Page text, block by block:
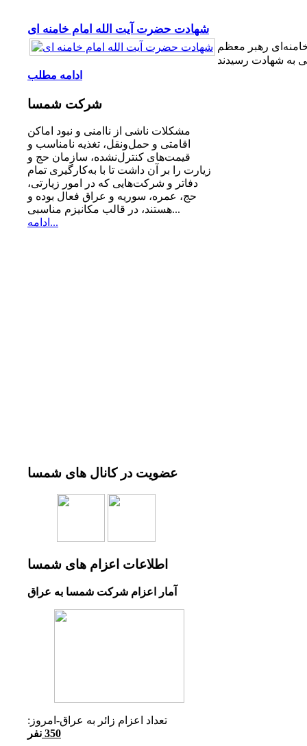
شهادت حضرت آیت الله امام خامنه ای
رهبر معظم
ادامه مطلب
شرکت شمسا
مشكلات ناشی از ناامنی و نبود اماكن
اقامتی و حمل‌ونقل، تغذیه‌ نامناسب و
قیمت‌های كنترل‌نشده، سازمان حج و
زیارت را بر آن داشت تا با به‌كارگیری تمام
دفاتر و شركت‌هایی كه در امور زیارتی،
حج، عمره، سوریه و عراق فعال بوده و
هستند، در قالب مكانیزم مناسبی...
ادامه...
عضویت در کانال های شمسا
اطلاعات اعزام های شمسا
آمار اعزام شرکت شمسا به عراق
تعداد اعزام زائر به عراق-امروز:
350 نفر